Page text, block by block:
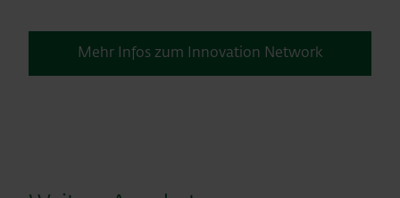
Mehr Infos zum Innovation Network